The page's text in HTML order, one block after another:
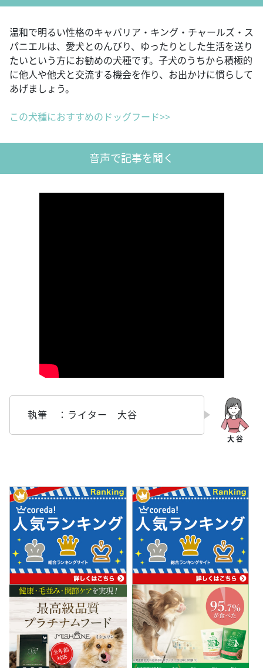
温和で明るい性格のキャバリア・キング・チャールズ・ス
パニエルは、愛犬とのんびり、ゆったりとした生活を送り
たいという方にお勧めの犬種です。子犬のうちから積極的
に他人や他犬と交流する機会を作り、お出かけに慣らして
あげましょう。
この犬種におすすめのドッグフード>>
音声で記事を聞く
執筆 ：ライター 大谷